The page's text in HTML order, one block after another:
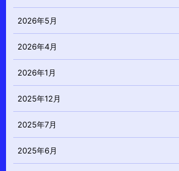
2026年5月
2026年4月
2026年1月
2025年12月
2025年7月
2025年6月